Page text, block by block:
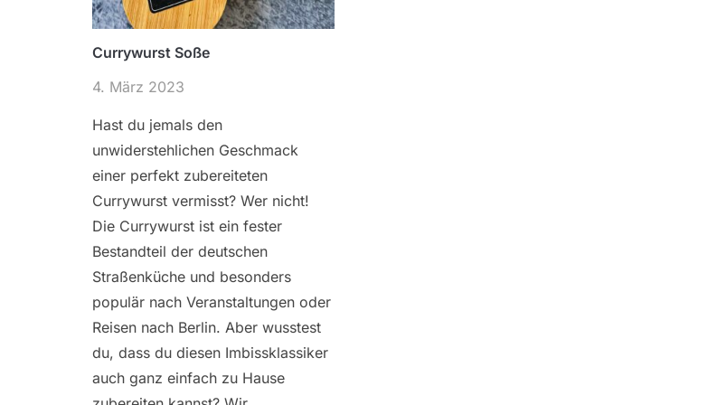
Currywurst Soße
4. März 2023
Hast du jemals den
unwiderstehlichen Geschmack
einer perfekt zubereiteten
Currywurst vermisst? Wer nicht!
Die Currywurst ist ein fester
Bestandteil der deutschen
Straßenküche und besonders
populär nach Veranstaltungen oder
Reisen nach Berlin. Aber wusstest
du, dass du diesen Imbissklassiker
auch ganz einfach zu Hause